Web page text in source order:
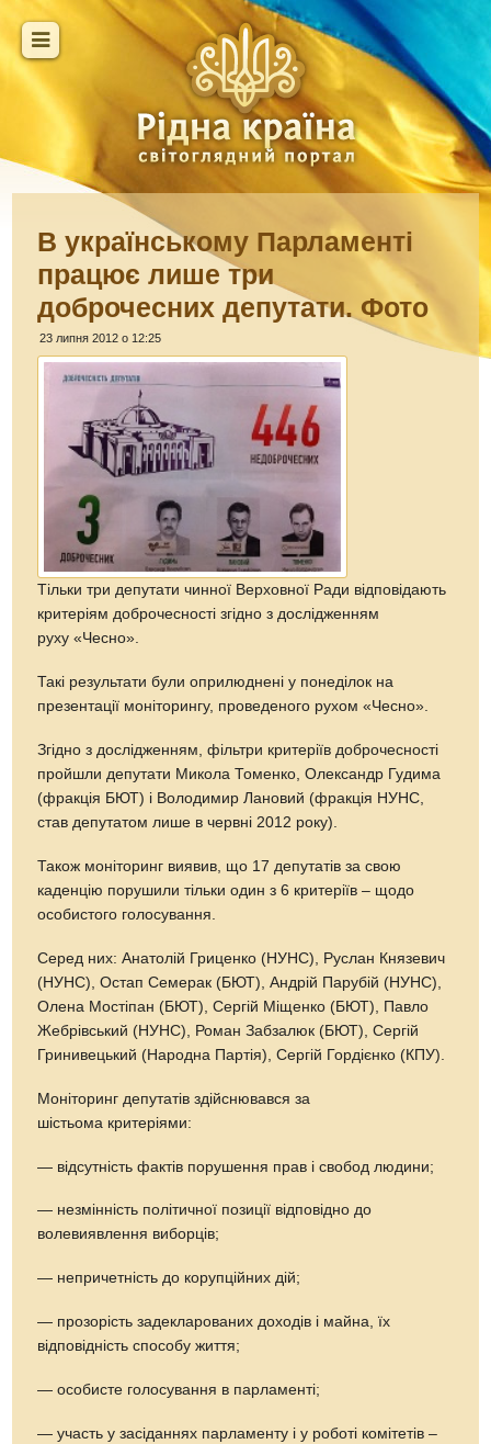
В українському Парламенті
працює лише три
доброчесних депутати. Фото
23 липня 2012 о 12:25
Тільки три депутати чинної Верховної Ради відповідають
критеріям доброчесності згідно з дослідженням
руху «Чесно».
Такі результати були оприлюднені у понеділок на
презентації моніторингу, проведеного рухом «Чесно».
Згідно з дослідженням, фільтри критеріїв доброчесності
пройшли депутати Микола Томенко, Олександр Гудима
(фракція БЮТ) і Володимир Лановий (фракція НУНС,
став депутатом лише в червні 2012 року).
Також моніторинг виявив, що 17 депутатів за свою
каденцію порушили тільки один з 6 критеріїв – щодо
особистого голосування.
Серед них: Анатолій Гриценко (НУНС), Руслан Князевич
(НУНС), Остап Семерак (БЮТ), Андрій Парубій (НУНС),
Олена Мостіпан (БЮТ), Сергій Міщенко (БЮТ), Павло
Жебрівський (НУНС), Роман Забзалюк (БЮТ), Сергій
Гринивецький (Народна Партія), Сергій Гордієнко (КПУ).
Моніторинг депутатів здійснювався за
шістьома критеріями:
— відсутність фактів порушення прав і свобод людини;
— незмінність політичної позиції відповідно до
волевиявлення виборців;
— непричетність до корупційних дій;
— прозорість задекларованих доходів і майна, їх
відповідність способу життя;
— особисте голосування в парламенті;
— участь у засіданнях парламенту і у роботі комітетів –